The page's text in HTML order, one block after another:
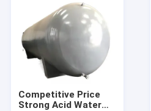
Competitive Price
Strong Acid Water